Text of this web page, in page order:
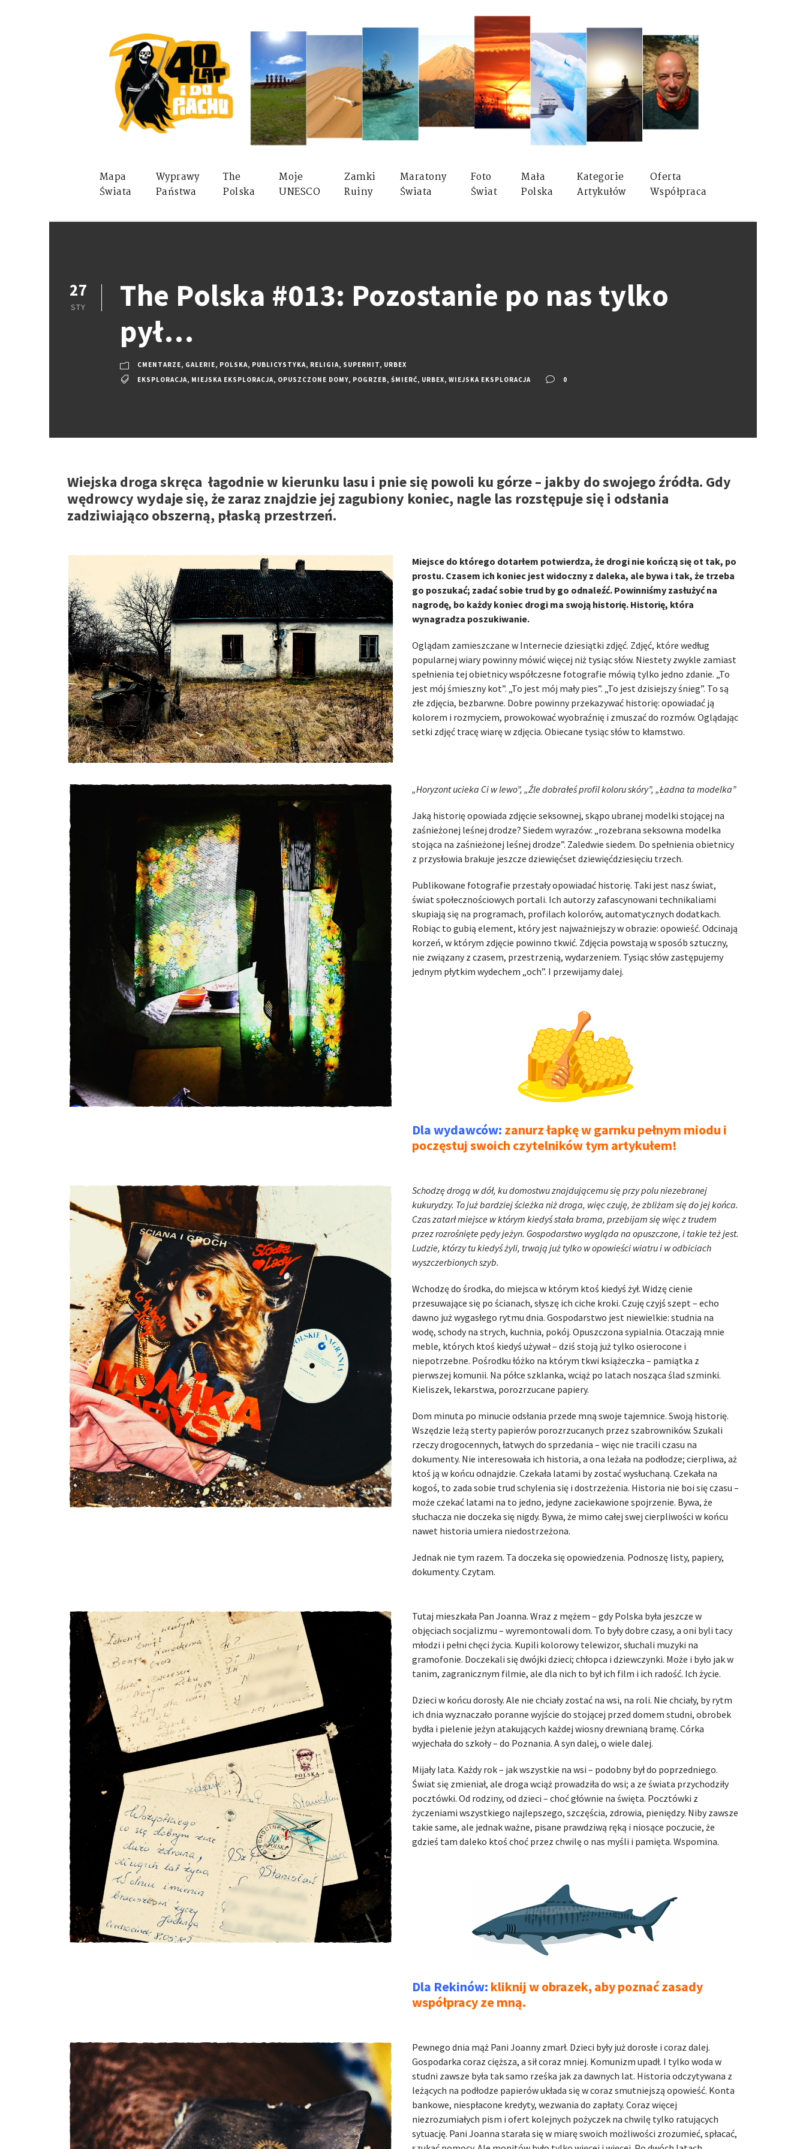
Mapa
Świata
Wyprawy
Państwa
The
Polska
Moje
UNESCO
Zamki
Ruiny
Maratony
Świata
Foto
Świat
Mała
Polska
Kategorie
Artykułów
Oferta
Współpraca
27
STY
The Polska #013: Pozostanie po nas tylko
pył…
CMENTARZE, GALERIE, POLSKA, PUBLICYSTYKA, RELIGIA, SUPERHIT, URBEX
EKSPLORACJA, MIEJSKA EKSPLORACJA, OPUSZCZONE DOMY, POGRZEB, ŚMIERĆ, URBEX, WIEJSKA EKSPLORACJA 0
Wiejska droga skręca łagodnie w kierunku lasu i pnie się powoli ku górze – jakby do swojego źródła. Gdy
wędrowcy wydaje się, że zaraz znajdzie jej zagubiony koniec, nagle las rozstępuje się i odsłania
zadziwiająco obszerną, płaską przestrzeń.
Miejsce do którego dotarłem potwierdza, że drogi nie kończą się ot tak, po
prostu. Czasem ich koniec jest widoczny z daleka, ale bywa i tak, że trzeba
go poszukać; zadać sobie trud by go odnaleźć. Powinniśmy zasłużyć na
nagrodę, bo każdy koniec drogi ma swoją historię. Historię, która
wynagradza poszukiwanie.
Oglądam zamieszczane w Internecie dziesiątki zdjęć. Zdjęć, które według
popularnej wiary powinny mówić więcej niż tysiąc słów. Niestety zwykle zamiast
spełnienia tej obietnicy współczesne fotografie mówią tylko jedno zdanie. „To
jest mój śmieszny kot”. „To jest mój mały pies”. „To jest dzisiejszy śnieg”. To są
złe zdjęcia, bezbarwne. Dobre powinny przekazywać historię: opowiadać ją
kolorem i rozmyciem, prowokować wyobraźnię i zmuszać do rozmów. Oglądając
setki zdjęć tracę wiarę w zdjęcia. Obiecane tysiąc słów to kłamstwo.
„Horyzont ucieka Ci w lewo”, „Źle dobrałeś profil koloru skóry”, „Ładna ta modelka”
Jaką historię opowiada zdjęcie seksownej, skąpo ubranej modelki stojącej na
zaśnieżonej leśnej drodze? Siedem wyrazów: „rozebrana seksowna modelka
stojąca na zaśnieżonej leśnej drodze”. Zaledwie siedem. Do spełnienia obietnicy
z przysłowia brakuje jeszcze dziewięćset dziewięćdziesięciu trzech.
Publikowane fotografie przestały opowiadać historię. Taki jest nasz świat,
świat społecznościowych portali. Ich autorzy zafascynowani technikaliami
skupiają się na programach, profilach kolorów, automatycznych dodatkach.
Robiąc to gubią element, który jest najważniejszy w obrazie: opowieść. Odcinają
korzeń, w którym zdjęcie powinno tkwić. Zdjęcia powstają w sposób sztuczny,
nie związany z czasem, przestrzenią, wydarzeniem. Tysiąc słów zastępujemy
jednym płytkim wydechem „och”. I przewijamy dalej.
Dla wydawców: zanurz łapkę w garnku pełnym miodu i
poczęstuj swoich czytelników tym artykułem!
Schodzę drogą w dół, ku domostwu znajdującemu się przy polu niezebranej
kukurydzy. To już bardziej ścieżka niż droga, więc czuję, że zbliżam się do jej końca.
Czas zatarł miejsce w którym kiedyś stała brama, przebijam się więc z trudem
przez rozrośnięte pędy jeżyn. Gospodarstwo wygląda na opuszczone, i takie też jest.
Ludzie, którzy tu kiedyś żyli, trwają już tylko w opowieści wiatru i w odbiciach
wyszczerbionych szyb.
Wchodzę do środka, do miejsca w którym ktoś kiedyś żył. Widzę cienie
przesuwające się po ścianach, słyszę ich ciche kroki. Czuję czyjś szept – echo
dawno już wygasłego rytmu dnia. Gospodarstwo jest niewielkie: studnia na
wodę, schody na strych, kuchnia, pokój. Opuszczona sypialnia. Otaczają mnie
meble, których ktoś kiedyś używał – dziś stoją już tylko osierocone i
niepotrzebne. Pośrodku łóżko na którym tkwi książeczka – pamiątka z
pierwszej komunii. Na półce szklanka, wciąż po latach nosząca ślad szminki.
Kieliszek, lekarstwa, porozrzucane papiery.
Dom minuta po minucie odsłania przede mną swoje tajemnice. Swoją historię.
Wszędzie leżą sterty papierów porozrzucanych przez szabrowników. Szukali
rzeczy drogocennych, łatwych do sprzedania – więc nie tracili czasu na
dokumenty. Nie interesowała ich historia, a ona leżała na podłodze; cierpliwa, aż
ktoś ją w końcu odnajdzie. Czekała latami by zostać wysłuchaną. Czekała na
kogoś, to zada sobie trud schylenia się i dostrzeżenia. Historia nie boi się czasu –
może czekać latami na to jedno, jedyne zaciekawione spojrzenie. Bywa, że
słuchacza nie doczeka się nigdy. Bywa, że mimo całej swej cierpliwości w końcu
nawet historia umiera niedostrzeżona.
Jednak nie tym razem. Ta doczeka się opowiedzenia. Podnoszę listy, papiery,
dokumenty. Czytam.
Tutaj mieszkała Pan Joanna. Wraz z mężem – gdy Polska była jeszcze w
objęciach socjalizmu – wyremontowali dom. To były dobre czasy, a oni byli tacy
młodzi i pełni chęci życia. Kupili kolorowy telewizor, słuchali muzyki na
gramofonie. Doczekali się dwójki dzieci; chłopca i dziewczynki. Może i było jak w
tanim, zagranicznym filmie, ale dla nich to był ich film i ich radość. Ich życie.
Dzieci w końcu dorosły. Ale nie chciały zostać na wsi, na roli. Nie chciały, by rytm
ich dnia wyznaczało poranne wyjście do stojącej przed domem studni, obrobek
bydła i pielenie jeżyn atakujących każdej wiosny drewnianą bramę. Córka
wyjechała do szkoły – do Poznania. A syn dalej, o wiele dalej.
Mijały lata. Każdy rok – jak wszystkie na wsi – podobny był do poprzedniego.
Świat się zmieniał, ale droga wciąż prowadziła do wsi; a ze świata przychodziły
pocztówki. Od rodziny, od dzieci – choć głównie na święta. Pocztówki z
życzeniami wszystkiego najlepszego, szczęścia, zdrowia, pieniędzy. Niby zawsze
takie same, ale jednak ważne, pisane prawdziwą ręką i niosące poczucie, że
gdzieś tam daleko ktoś choć przez chwilę o nas myśli i pamięta. Wspomina.
Dla Rekinów: kliknij w obrazek, aby poznać zasady
współpracy ze mną.
Pewnego dnia mąż Pani Joanny zmarł. Dzieci były już dorosłe i coraz dalej.
Gospodarka coraz cięższa, a sił coraz mniej. Komunizm upadł. I tylko woda w
studni zawsze była tak samo rześka jak za dawnych lat. Historia odczytywana z
leżących na podłodze papierów układa się w coraz smutniejszą opowieść. Konta
bankowe, niespłacone kredyty, wezwania do zapłaty. Coraz więcej
niezrozumiałych pism i ofert kolejnych pożyczek na chwilę tylko ratujących
sytuację. Pani Joanna starała się w miarę swoich możliwości zrozumieć, spłacać,